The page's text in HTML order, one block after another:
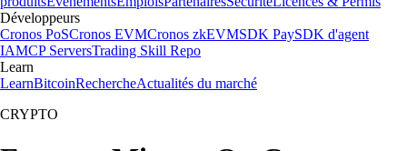
Développeurs
Cronos PoSCronos EVMCronos zkEVMSDK PaySDK d'agent
IAMCP ServersTrading Skill Repo
Learn
LearnBitcoinRechercheActualités du marché
CRYPTO